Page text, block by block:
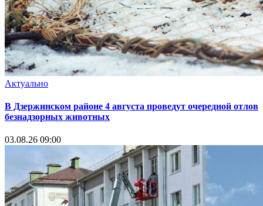
Актуально
В Дзержинском районе 4 августа проведут очередной отлов
безнадзорных животных
03.08.26 09:00